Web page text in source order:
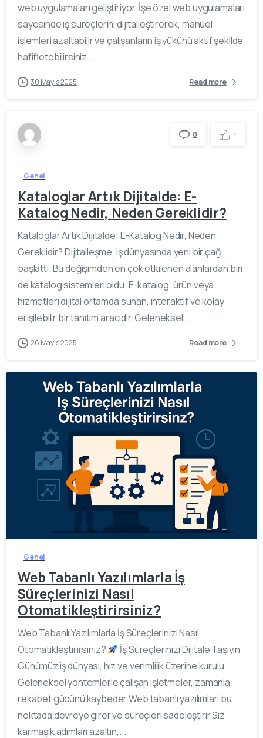
web uygulamaları geliştiriyor. İşe özel web uygulamaları
sayesinde iş süreçlerini dijitalleştirerek, manuel
işlemleri azaltabilir ve çalışanların iş yükünü aktif şekilde
hafifletebilirsiniz....
30 Mayıs 2025 Read more
0 -
Genel
Kataloglar Artık Dijitalde: E-
Katalog Nedir, Neden Gereklidir?
Kataloglar Artık Dijitalde: E-Katalog Nedir, Neden
Gereklidir? Dijitalleşme, iş dünyasında yeni bir çağ
başlattı. Bu değişimden en çok etkilenen alanlardan biri
de katalog sistemleri oldu. E-katalog, ürün veya
hizmetleri dijital ortamda sunan, interaktif ve kolay
erişilebilir bir tanıtım aracıdır. Geleneksel...
26 Mayıs 2025 Read more
0
Genel
Web Tabanlı Yazılımlarla İş
Süreçlerinizi Nasıl
Otomatikleştirirsiniz?
Web Tabanlı Yazılımlarla İş Süreçlerinizi Nasıl
Otomatikleştirirsiniz?
İş Süreçlerinizi Dijitale Taşıyın
Günümüz iş dünyası, hız ve verimlilik üzerine kurulu.
Geleneksel yöntemlerle çalışan işletmeler, zamanla
rekabet gücünü kaybeder.Web tabanlı yazılımlar, bu
noktada devreye girer ve süreçleri sadeleştirir.Siz
karmaşık adımları azaltın,...